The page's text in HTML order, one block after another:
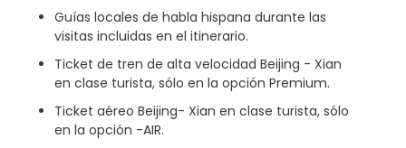
Guías locales de habla hispana durante las
visitas incluidas en el itinerario.
Ticket de tren de alta velocidad Beijing - Xian
en clase turista, sólo en la opción Premium.
Ticket aéreo Beijing- Xian en clase turista, sólo
en la opción -AIR.